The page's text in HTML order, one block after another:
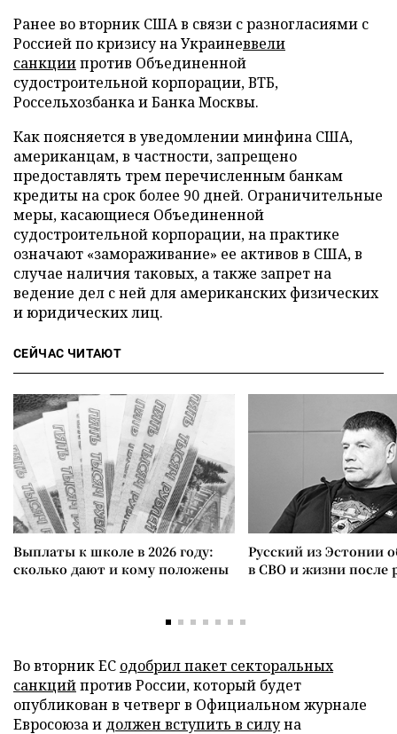
Ранее во вторник США в связи с разногласиями с
Россией по кризису на Украиневвели
санкциипротив Объединенной
судостроительной корпорации, ВТБ,
Россельхозбанка и Банка Москвы.
Как поясняется в уведомлении минфина США,
американцам, в частности, запрещено
предоставлять трем перечисленным банкам
кредиты на срок более 90 дней. Ограничительные
меры, касающиеся Объединенной
судостроительной корпорации, на практике
означают «замораживание» ее активов в США, в
случае наличия таковых, а также запрет на
ведение дел с ней для американских физических
и юридических лиц.
СЕЙЧАС ЧИТАЮТ
Выплаты к школе в 2026 году:
сколько дают и кому положены
Русский из Эстонии
в СВО и жизни после
Во вторник ЕС одобрил пакет секторальных
санкцийпротив России, который будет
опубликован в четверг в Официальном журнале
Евросоюза и должен вступить в силуна